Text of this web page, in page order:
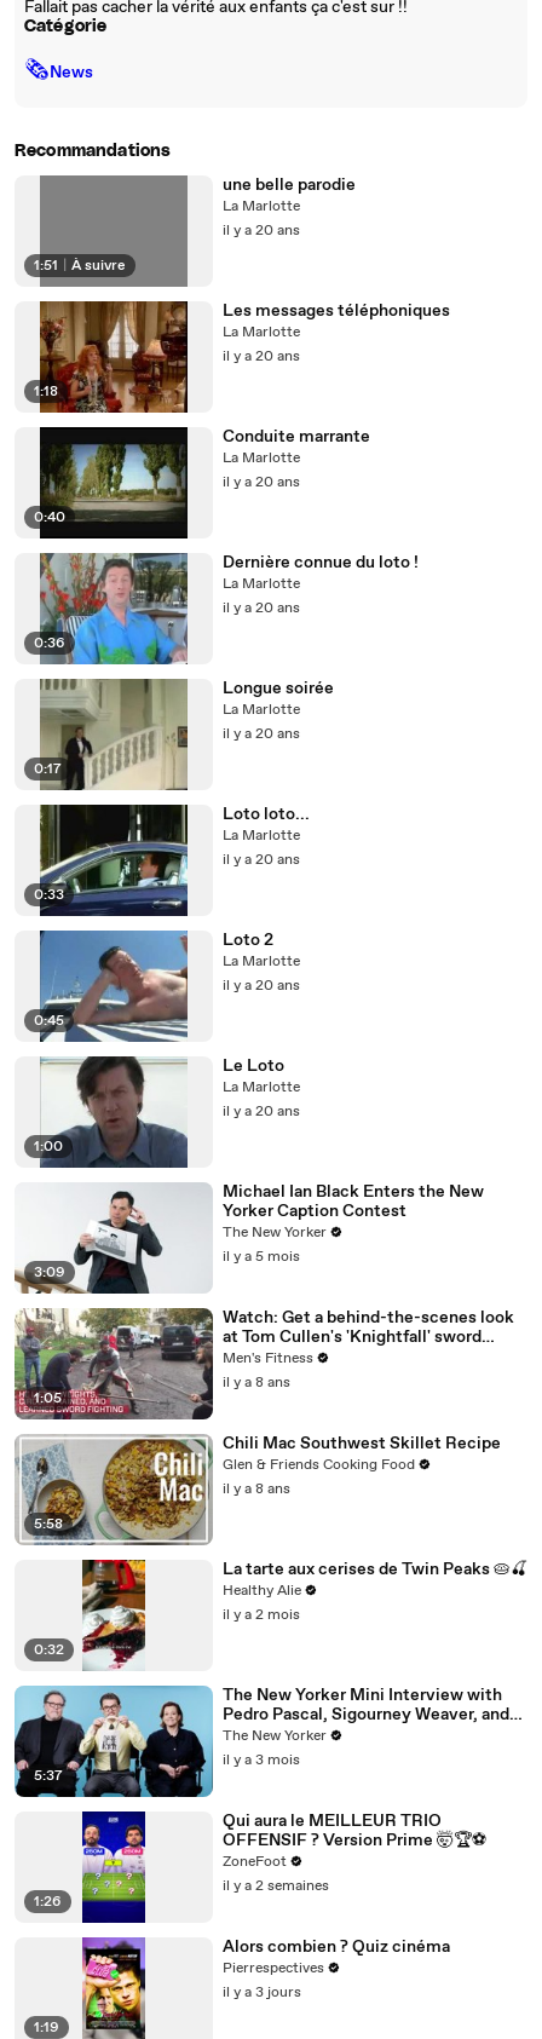
Fallait pas cacher la vérité aux enfants ça c'est sur !!
Catégorie
🗞News
Recommandations
1:51 À suivre
une belle parodie
La Marlotte
il y a 20 ans
1:18
Les messages téléphoniques
La Marlotte
il y a 20 ans
0:40
Conduite marrante
La Marlotte
il y a 20 ans
0:36
Dernière connue du loto !
La Marlotte
il y a 20 ans
0:17
Longue soirée
La Marlotte
il y a 20 ans
0:33
Loto loto...
La Marlotte
il y a 20 ans
0:45
Loto 2
La Marlotte
il y a 20 ans
1:00
Le Loto
La Marlotte
il y a 20 ans
3:09
Michael Ian Black Enters the New
Yorker Caption Contest
The New Yorker
il y a 5 mois
1:05
Watch: Get a behind-the-scenes look
at Tom Cullen's 'Knightfall' sword
training
Men's Fitness
il y a 8 ans
5:58
Chili Mac Southwest Skillet Recipe
Glen & Friends Cooking Food
il y a 8 ans
0:32
La tarte aux cerises de Twin Peaks 🥧🍒
Healthy Alie
il y a 2 mois
5:37
The New Yorker Mini Interview with
Pedro Pascal, Sigourney Weaver, and
Jon Favreau
The New Yorker
il y a 3 mois
1:26
Qui aura le MEILLEUR TRIO
OFFENSIF ? Version Prime 🤯🏆⚽️
ZoneFoot
il y a 2 semaines
1:19
Alors combien ? Quiz cinéma
Pierrespectives
il y a 3 jours